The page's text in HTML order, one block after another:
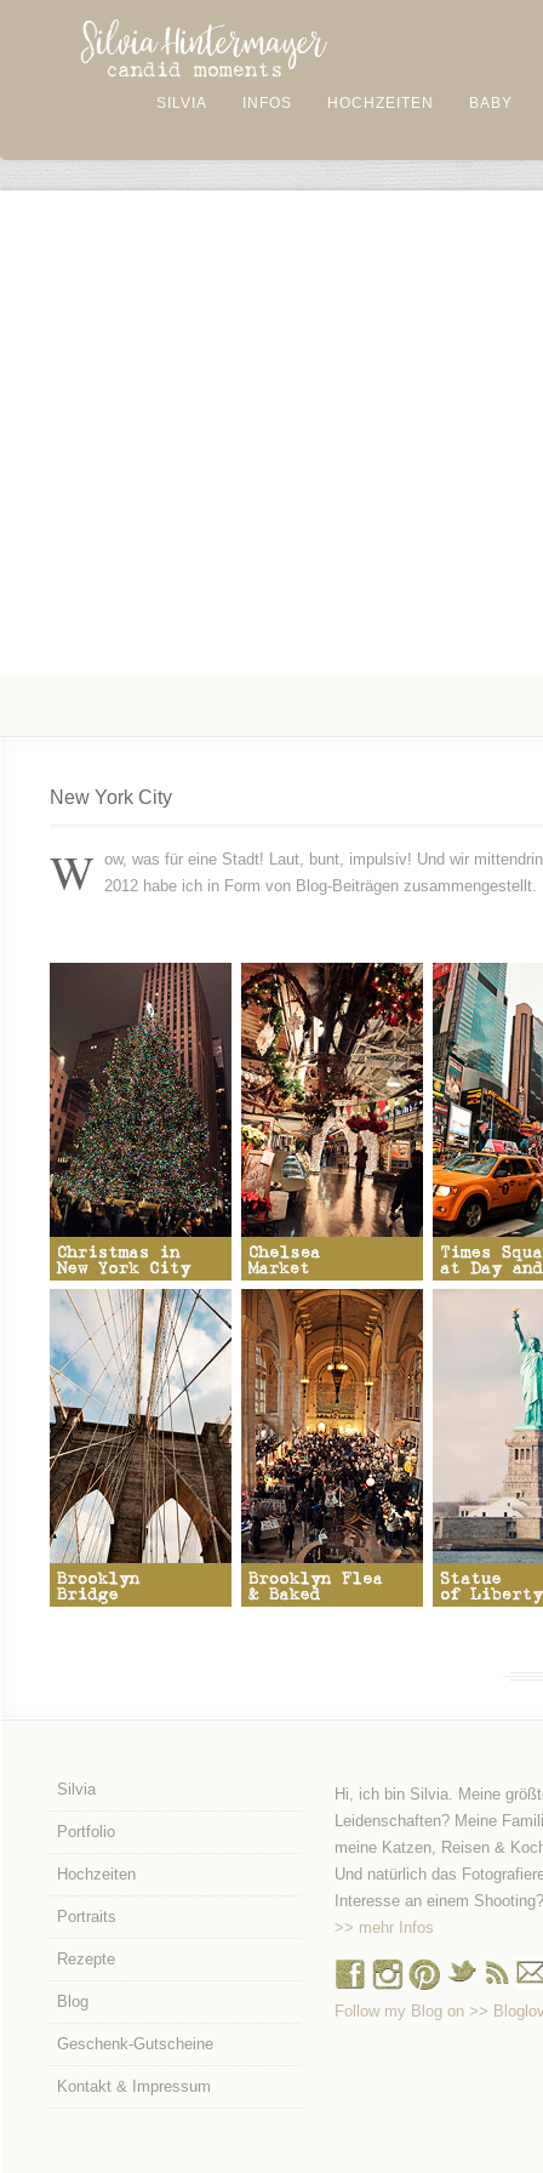
SILVIA INFOS HOCHZEITEN BABY
New York City
W ow, was für eine Stadt! Laut, bunt, impulsiv! Und wir
2012 habe ich in Form von Blog-Beiträgen
Silvia
Portfolio
Hochzeiten
Portraits
Rezepte
Blog
Geschenk-Gutscheine
Kontakt & Impressum
Hi, ich bin Silvia. Meine
Leidenschaften? Meine
meine Katzen, Reisen &
Und natürlich das
Interesse an einem Shooting?
>> mehr Infos
Follow my Blog on >>